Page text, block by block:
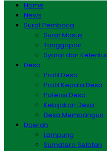
Home
News
Surat Pembaca
Surat Masuk
Tanggapan
Syarat dan
Desa
Profil Desa
Profil Kepala Desa
Potensi Desa
Kebijakan Desa
Desa Membangun
Daerah
Lampung
Sumatera Selatan